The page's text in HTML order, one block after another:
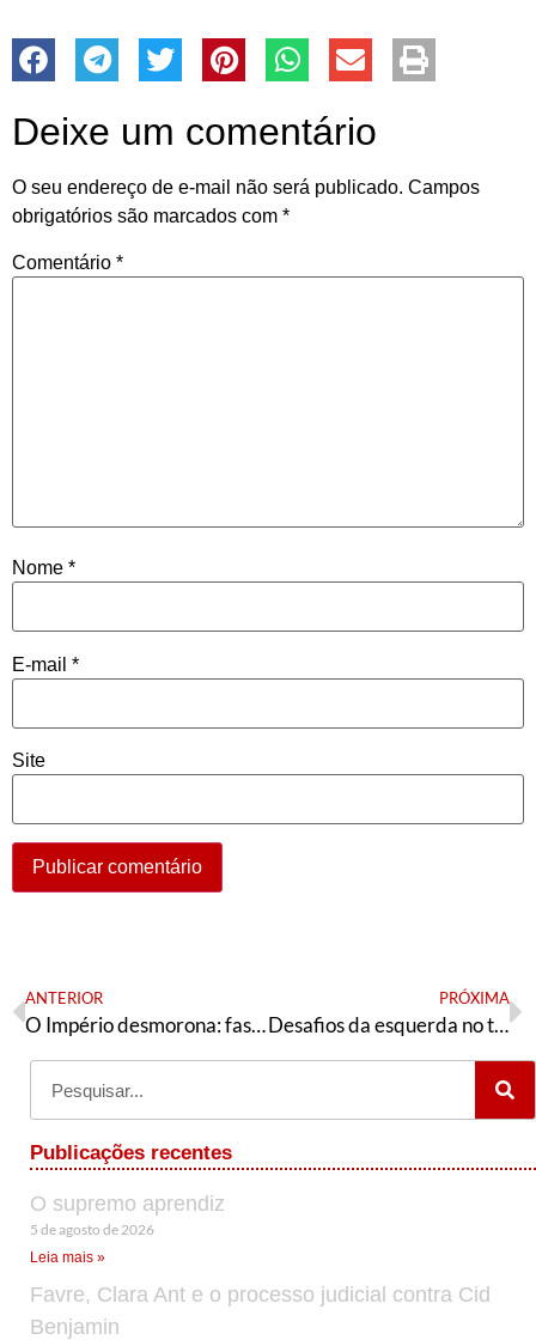
Deixe um comentário
O seu endereço de e-mail não será publicado. Campos
obrigatórios são marcados com *
Comentário *
Nome *
E-mail *
Site
ANTERIOR
O Império desmorona: fascismo não é sinal de força, mas de debilidade
PRÓXIMA
Desafios da esquerda no tema da Segurança Pública
Publicações recentes
O supremo aprendiz
5 de agosto de 2026
Leia mais »
Favre, Clara Ant e o processo judicial contra Cid
Benjamin